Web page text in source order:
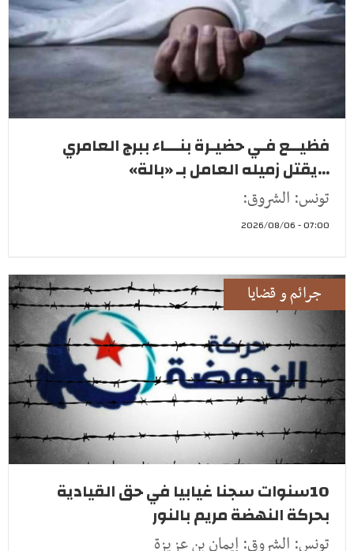
فظيــع فـي حضيـرة بنـــاء ببرج العامري
...يقتل زميله العامل بـ «بالة»
تونس: الشروق:
07:00 - 2026/08/06
جرائم و قضايا
10سنوات سجنا غيابيا في حق القيادية
بحركة النهضة مريم بالنور
تونس: الشروق: إيمان بن عزيزة